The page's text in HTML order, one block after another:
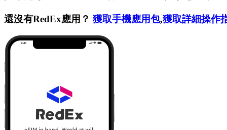
還沒有RedEx應用？ 獲取手機應用包,獲取詳細操作